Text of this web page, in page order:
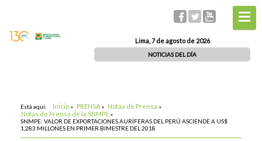
Lima, 7 de agosto de 2026
NOTICIAS DEL DÍA
Está aquí: Inicio » PRENSA » Notas de Prensa »
Notas de Prensa de la SNMPE »
SNMPE: VALOR DE EXPORTACIONES AURÍFERAS DEL PERÚ ASCIENDE A US$
1,283 MILLONES EN PRIMER BIMESTRE DEL 2018